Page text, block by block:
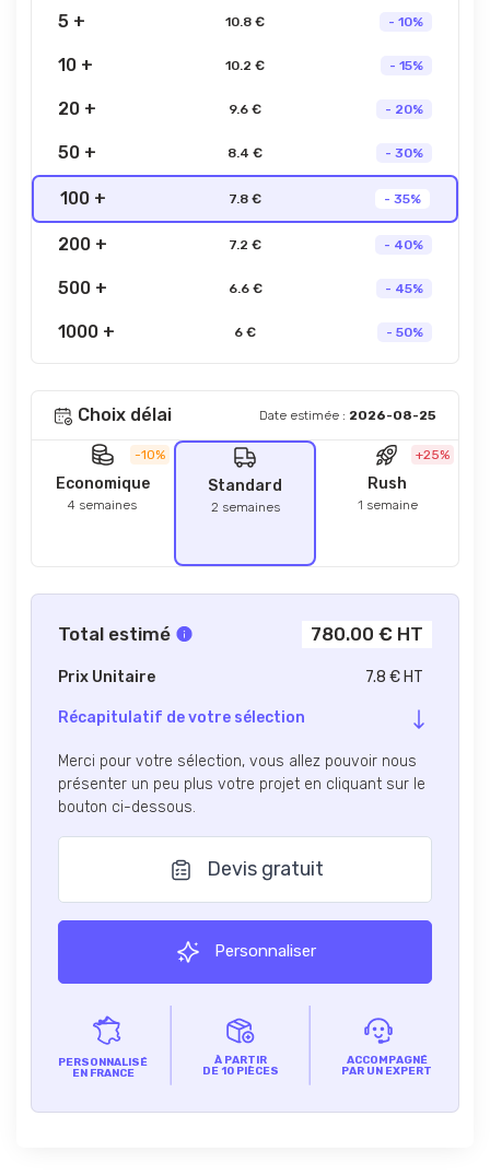
5 + 10.8 € - 10%
10 + 10.2 € - 15%
20 + 9.6 € - 20%
50 + 8.4 € - 30%
100 + 7.8 € - 35%
200 + 7.2 € - 40%
500 + 6.6 € - 45%
1000 + 6 € - 50%
Choix délai Date estimée : 2026-08-25
-10%
Economique
4 semaines
Standard
2 semaines
+25%
Rush
1 semaine
Total estimé 780.00 € HT
Prix Unitaire 7.8 € HT
Récapitulatif de votre sélection
Merci pour votre sélection, vous allez pouvoir nous
présenter un peu plus votre projet en cliquant sur le
bouton ci-dessous.
Devis gratuit
Personnaliser
PERSONNALISÉ
EN FRANCE
À PARTIR
DE 10 PIÈCES
ACCOMPAGNÉ
PAR UN EXPERT